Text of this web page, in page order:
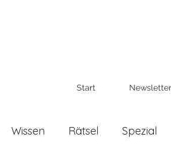
Start Newsletter
Wissen Rätsel Spezial